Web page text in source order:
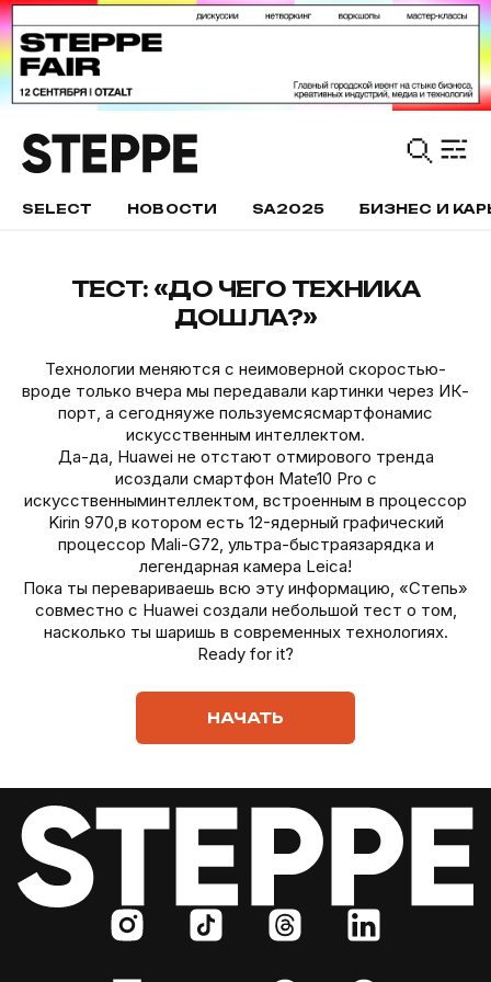
SELECT НОВОСТИ SA2025 БИЗНЕС И
ТЕСТ: «ДО ЧЕГО ТЕХНИКА
ДОШЛА?»
Технологии меняются с неимоверной скоростью-
вроде только вчера мы передавали картинки через ИК-
порт, а сегодняуже пользуемсясмартфонамис
искусственным интеллектом.
Да-да, Huawei не отстают отмирового тренда
исоздали смартфон Mate10 Pro с
искусственныминтеллектом, встроенным в процессор
Kirin 970,в котором есть 12-ядерный графический
процессор Mali-G72, ультра-быстраязарядка и
легендарная камера Leica!
Пока ты перевариваешь всю эту информацию, «Степь»
совместно с Huawei создали небольшой тест о том,
насколько ты шаришь в современных технологиях.
Ready for it?
НАЧАТЬ